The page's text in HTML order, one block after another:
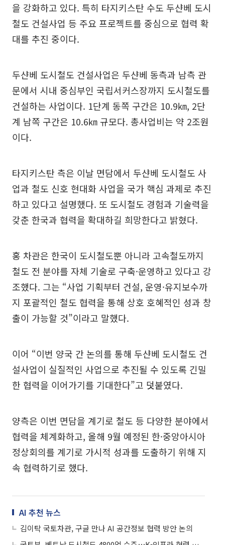
을 강화하고 있다. 특히 타지키스탄 수도 두샨베 도시
철도 건설사업 등 주요 프로젝트를 중심으로 협력 확
대를 추진 중이다.
두샨베 도시철도 건설사업은 두샨베 동측과 남측 관
문에서 시내 중심부인 국립서커스장까지 도시철도를
건설하는 사업이다. 1단계 동쪽 구간은 10.9㎞, 2단
계 남쪽 구간은 10.6㎞ 규모다. 총사업비는 약 2조원
이다.
타지키스탄 측은 이날 면담에서 두샨베 도시철도 사
업과 철도 신호 현대화 사업을 국가 핵심 과제로 추진
하고 있다고 설명했다. 또 도시철도 경험과 기술력을
갖춘 한국과 협력을 확대하길 희망한다고 밝혔다.
홍 차관은 한국이 도시철도뿐 아니라 고속철도까지
철도 전 분야를 자체 기술로 구축·운영하고 있다고 강
조했다. 그는 “사업 기획부터 건설, 운영·유지보수까
지 포괄적인 철도 협력을 통해 상호 호혜적인 성과 창
출이 가능할 것”이라고 말했다.
이어 “이번 양국 간 논의를 통해 두샨베 도시철도 건
설사업이 실질적인 사업으로 추진될 수 있도록 긴밀
한 협력을 이어가기를 기대한다”고 덧붙였다.
양측은 이번 면담을 계기로 철도 등 다양한 분야에서
협력을 체계화하고, 올해 9월 예정된 한·중앙아시아
정상회의를 계기로 가시적 성과를 도출하기 위해 지
속 협력하기로 했다.
AI 추천 뉴스
김이탁 국토차관, 구글 만나 AI 공간정보 협력 방안 논의